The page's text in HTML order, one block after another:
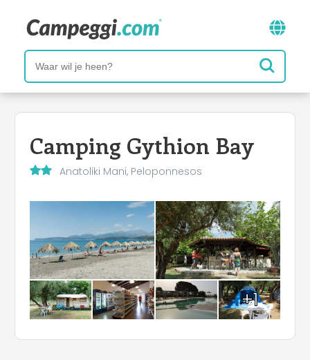
Camping Gythion Bay
Anatoliki Mani, Peloponnesos
+1